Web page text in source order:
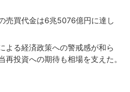
売買代金は6兆5076億円に達し
よる経済政策への警戒感が和ら
再投資への期待も相場を支えた。